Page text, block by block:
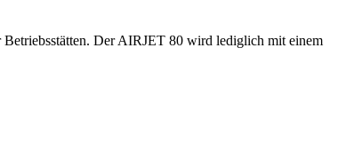
Der AIRJET 80 wird lediglich mit einem